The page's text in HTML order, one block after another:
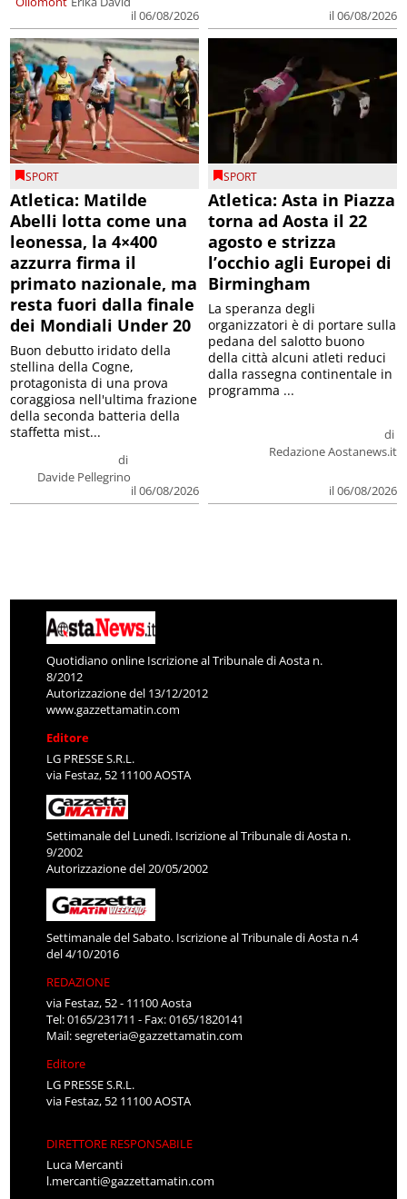
il 06/08/2026
il 06/08/2026
SPORT
Atletica: Matilde
Abelli lotta come una
leonessa, la 4×400
azzurra firma il
primato nazionale, ma
resta fuori dalla finale
dei Mondiali Under 20
di
Davide Pellegrino
il 06/08/2026
Buon debutto iridato della
stellina della Cogne,
protagonista di una prova
coraggiosa nell'ultima frazione
della seconda batteria della
staffetta mist...
SPORT
Atletica: Asta in Piazza
torna ad Aosta il 22
agosto e strizza
l’occhio agli Europei di
Birmingham
di
Redazione Aostanews.it
il 06/08/2026
La speranza degli
organizzatori è di portare sulla
pedana del salotto buono
della città alcuni atleti reduci
dalla rassegna continentale in
programma ...
Quotidiano online Iscrizione al Tribunale di Aosta n.
8/2012
Autorizzazione del 13/12/2012
www.gazzettamatin.com
Editore
LG PRESSE S.R.L.
via Festaz, 52 11100 AOSTA
Settimanale del Lunedì. Iscrizione al Tribunale di Aosta n.
9/2002
Autorizzazione del 20/05/2002
Settimanale del Sabato. Iscrizione al Tribunale di Aosta n.4
del 4/10/2016
REDAZIONE
via Festaz, 52 - 11100 Aosta
Tel: 0165/231711 - Fax: 0165/1820141
Mail:segreteria@gazzettamatin.com
Editore
LG PRESSE S.R.L.
via Festaz, 52 11100 AOSTA
DIRETTORE RESPONSABILE
Luca Mercanti
l.mercanti@gazzettamatin.com